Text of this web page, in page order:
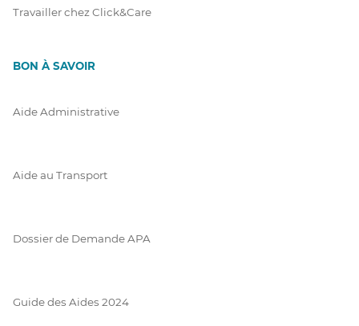
Travailler chez Click&Care
BON À SAVOIR
Aide Administrative
Aide au Transport
Dossier de Demande APA
Guide des Aides 2024